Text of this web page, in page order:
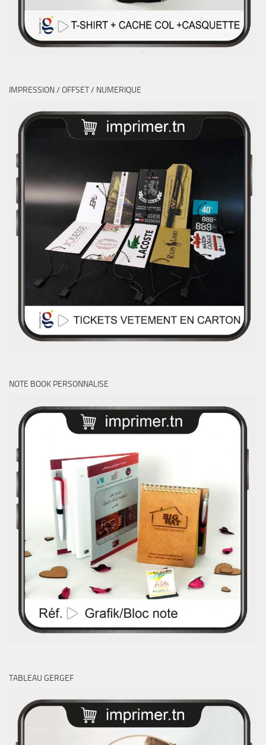
IMPRESSION / OFFSET / NUMERIQUE
NOTE BOOK PERSONNALISE
TABLEAU GERGEF